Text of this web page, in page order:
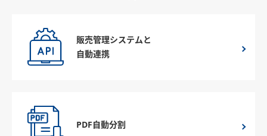
販売管理システムと
自動連携
PDF自動分割